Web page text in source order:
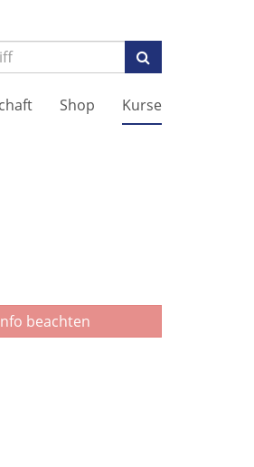
Suchen
Shop Kurse
beachten